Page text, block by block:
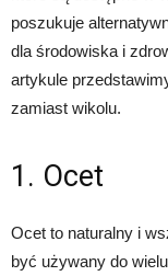
poszukuje
dla środowiska i
artykule
zamiast wikolu.
1. Ocet
Ocet to naturalny i
być używany do